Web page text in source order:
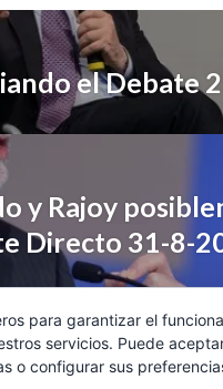
el Debate
y Rajoy
Directo 31-8-
para garantizar el
servicios. Puede
o configurar sus